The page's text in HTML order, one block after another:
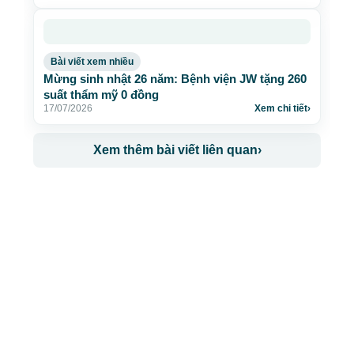
Bài viết xem nhiều
Mừng sinh nhật 26 năm: Bệnh viện JW tặng 260
suất thẩm mỹ 0 đồng
17/07/2026 Xem chi tiết›
Xem thêm bài viết liên quan›